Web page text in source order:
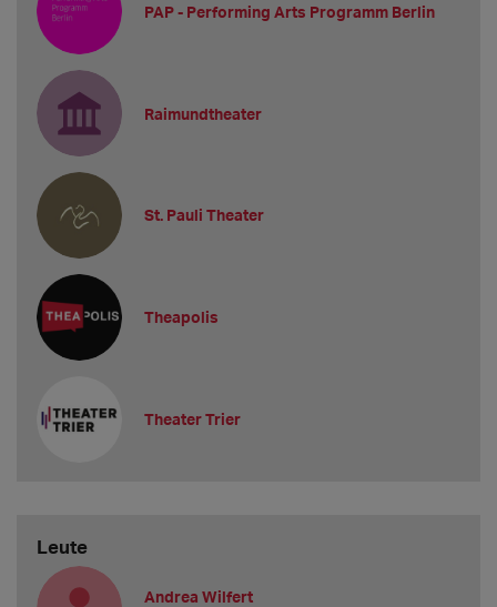
PAP - Performing Arts Programm Berlin
Raimundtheater
St. Pauli Theater
Theapolis
Theater Trier
Leute
Andrea Wilfert